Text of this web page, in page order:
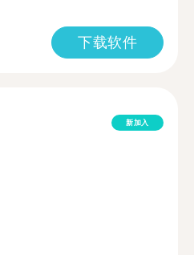
下载软件
新加入